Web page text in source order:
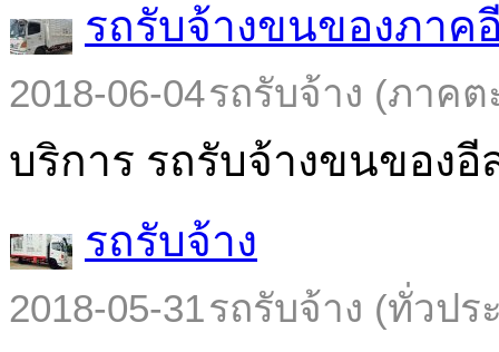
รถรับจ้างขนของภาค
2018-06-04รถรับจ้าง (ภาคต
บริการ รถรับจ้างขนของ
รถรับจ้าง
2018-05-31รถรับจ้าง (ทั่วปร